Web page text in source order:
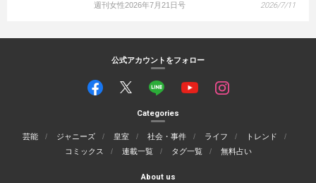
週刊女性2026年7月21日号 2026/7/11
公式アカウントをフォロー
Categories
芸能 ジャニーズ 皇室 社会・事件 ライフ
トレンド
コミックス
連載一覧 タグ一覧 無料占い
About us